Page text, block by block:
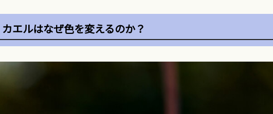
カエルはなぜ色を変えるのか？